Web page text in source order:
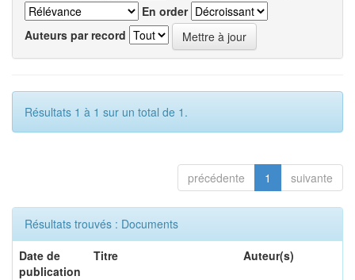
En order
Auteurs par record
Résultats 1 à 1 sur un total de 1.
précédente 1 suivante
Résultats trouvés : Documents
Date de
publication
Titre Auteur(s)